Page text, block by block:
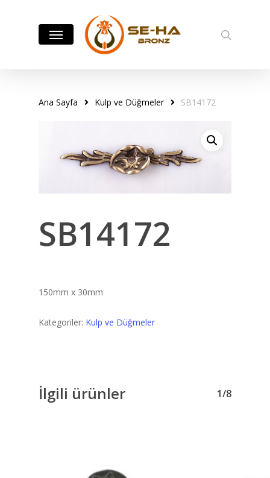
Menu
Ana Sayfa Kulp ve Düğmeler SB14172
SB14172
150mm x 30mm
Kategoriler: Kulp ve Düğmeler
İlgili ürünler 1/8